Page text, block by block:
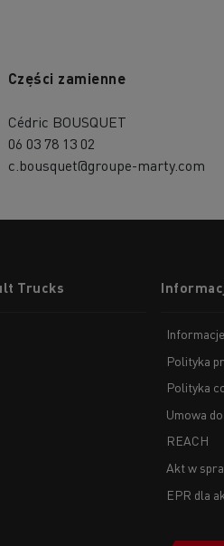
Części zamienne
Cédric BOUSQUET
06 03 78 13 02
c.bousquet@groupe-marty.com
Trucks
Polityka
Polityka
Umowa
REACH
Akt w
EPR dla